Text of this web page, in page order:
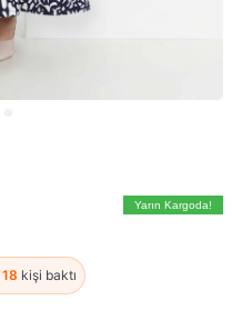
Yarın Kargoda!
18 kişi baktı